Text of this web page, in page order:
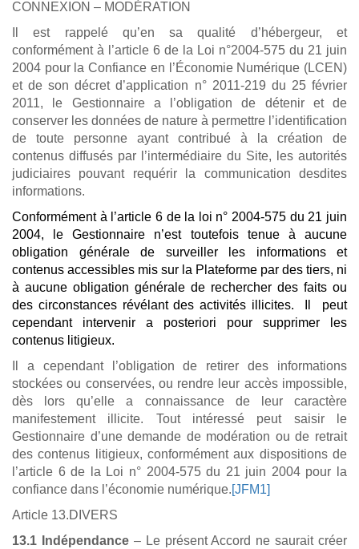
CONNEXION – MODÉRATION
Il est rappelé qu’en sa qualité d’hébergeur, et
conformément à l’article 6 de la Loi n°2004-575 du 21 juin
2004 pour la Confiance en l’Économie Numérique (LCEN)
et de son décret d’application n° 2011-219 du 25 février
2011, le Gestionnaire a l’obligation de détenir et de
conserver les données de nature à permettre l’identification
de toute personne ayant contribué à la création de
contenus diffusés par l’intermédiaire du Site, les autorités
judiciaires pouvant requérir la communication desdites
informations.
Conformément à l’article 6 de la loi n° 2004-575 du 21 juin
2004, le Gestionnaire n’est toutefois tenue à aucune
obligation générale de surveiller les informations et
contenus accessibles mis sur la Plateforme par des tiers, ni
à aucune obligation générale de rechercher des faits ou
des circonstances révélant des activités illicites. Il peut
cependant intervenir a posteriori pour supprimer les
contenus litigieux.
Il a cependant l’obligation de retirer des informations
stockées ou conservées, ou rendre leur accès impossible,
dès lors qu’elle a connaissance de leur caractère
manifestement illicite. Tout intéressé peut saisir le
Gestionnaire d’une demande de modération ou de retrait
des contenus litigieux, conformément aux dispositions de
l’article 6 de la Loi n° 2004-575 du 21 juin 2004 pour la
confiance dans l’économie numérique.[JFM1]
Article 13.DIVERS
13.1 Indépendance– Le présent Accord ne saurait créer